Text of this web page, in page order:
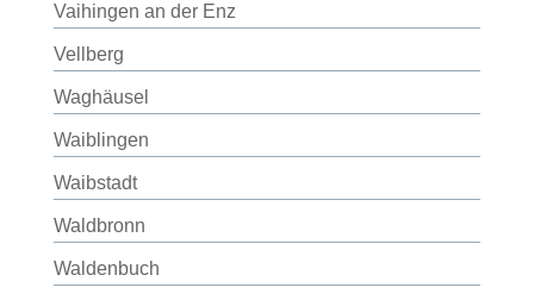
Vaihingen an der Enz
Vellberg
Waghäusel
Waiblingen
Waibstadt
Waldbronn
Waldenbuch